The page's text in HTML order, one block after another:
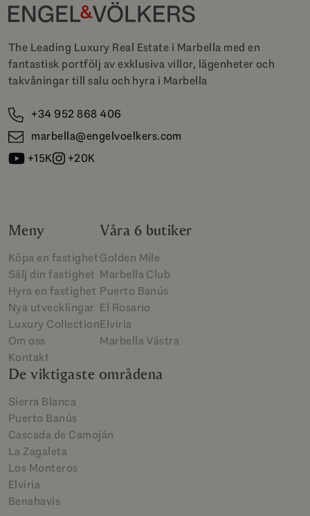
The Leading Luxury Real Estate i Marbella med en
fantastisk portfölj av exklusiva villor, lägenheter och
takvåningar till salu och hyra i Marbella
+34 952 868 406
marbella@engelvoelkers.com
+15K
+20K
Meny
Köpa en fastighet
Sälj din fastighet
Hyra en fastighet
Nya utvecklingar
Luxury Collection
Om oss
Kontakt
Våra 6 butiker
Golden Mile
Marbella Club
Puerto Banús
El Rosario
Elviria
Marbella Västra
De viktigaste områdena
Sierra Blanca
Puerto Banús
Cascada de Camoján
La Zagaleta
Los Monteros
Elviria
Benahavis